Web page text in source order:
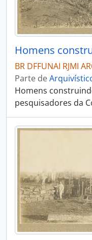
Homens
BR DFFUNAI RJMI
Parte de
Homens
pesquisadores da